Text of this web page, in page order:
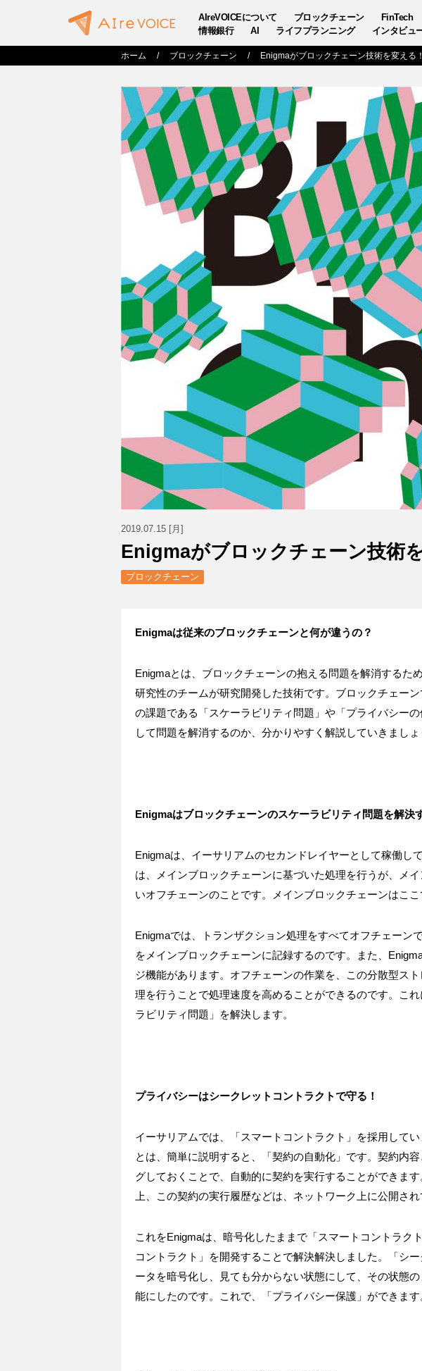
AIreVOICEについて ブロックチェーン FinTech
情報銀行
AI ライフプランニング インタビュ
ホーム ブロックチェーン Enigmaがブロックチェーン技術を変える
2019.07.15 [月]
Enigmaがブロックチェーン技術
ブロックチェーン
Enigmaは従来のブロックチェーンと何が違うの？
Enigmaとは、ブロックチェーンの抱える問題を解消するた
研究性のチームが研究開発した技術です。ブロックチェー
の課題である「スケーラビリティ問題」や「プライバシー
して問題を解消するのか、分かりやすく解説していきましょ
Enigmaはブロックチェーンのスケーラビリティ問題を解決
Enigmaは、イーサリアムのセカンドレイヤーとして稼働し
は、メインブロックチェーンに基づいた処理を行うが、メ
いオフチェーンのことです。メインブロックチェーンはここ
Enigmaでは、トランザクション処理をすべてオフチェーン
をメインブロックチェーンに記録するのです。また、
ジ機能があります。オフチェーンの作業を、この分散型ス
理を行うことで処理速度を高めることができるのです。こ
ラビリティ問題」を解決します。
プライバシーはシークレットコントラクトで守る！
イーサリアムでは、「スマートコントラクト」を採用してい
とは、簡単に説明すると、「契約の自動化」です。契約内
グしておくことで、自動的に契約を実行することができま
上、この契約の実行履歴などは、ネットワーク上に公開され
これをEnigmaは、暗号化したままで「スマートコントラク
コントラクト」を開発することで解決解決しました。「シ
ータを暗号化し、見ても分からない状態にして、その状態
能にしたのです。これで、「プライバシー保護」ができます